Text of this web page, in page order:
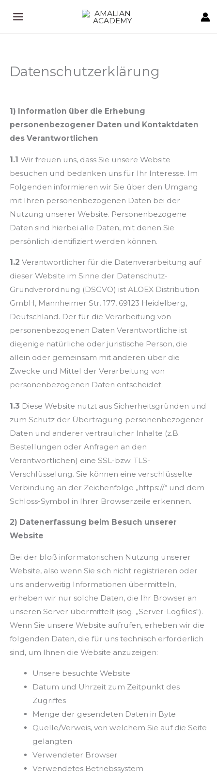
Inhalt
springen
Datenschutzerklärung
1) Information über die Erhebung
personenbezogener Daten und Kontaktdaten
des Verantwortlichen
1.1 Wir freuen uns, dass Sie unsere Website
besuchen und bedanken uns für Ihr Interesse. Im
Folgenden informieren wir Sie über den Umgang
mit Ihren personenbezogenen Daten bei der
Nutzung unserer Website. Personenbezogene
Daten sind hierbei alle Daten, mit denen Sie
persönlich identifiziert werden können.
1.2 Verantwortlicher für die Datenverarbeitung auf
dieser Website im Sinne der Datenschutz-
Grundverordnung (DSGVO) ist ALOEX Distribution
GmbH, Mannheimer Str. 177, 69123 Heidelberg,
Deutschland. Der für die Verarbeitung von
personenbezogenen Daten Verantwortliche ist
diejenige natürliche oder juristische Person, die
allein oder gemeinsam mit anderen über die
Zwecke und Mittel der Verarbeitung von
personenbezogenen Daten entscheidet.
1.3 Diese Website nutzt aus Sicherheitsgründen und
zum Schutz der Übertragung personenbezogener
Daten und anderer vertraulicher Inhalte (z.B.
Bestellungen oder Anfragen an den
Verantwortlichen) eine SSL-bzw. TLS-
Verschlüsselung. Sie können eine verschlüsselte
Verbindung an der Zeichenfolge „https://“ und dem
Schloss-Symbol in Ihrer Browserzeile erkennen.
2) Datenerfassung beim Besuch unserer
Website
Bei der bloß informatorischen Nutzung unserer
Website, also wenn Sie sich nicht registrieren oder
uns anderweitig Informationen übermitteln,
erheben wir nur solche Daten, die Ihr Browser an
unseren Server übermittelt (sog. „Server-Logfiles“).
Wenn Sie unsere Website aufrufen, erheben wir die
folgenden Daten, die für uns technisch erforderlich
sind, um Ihnen die Website anzuzeigen:
Unsere besuchte Website
Datum und Uhrzeit zum Zeitpunkt des
Zugriffes
Menge der gesendeten Daten in Byte
Quelle/Verweis, von welchem Sie auf die Seite
gelangten
Verwendeter Browser
Verwendetes Betriebssystem